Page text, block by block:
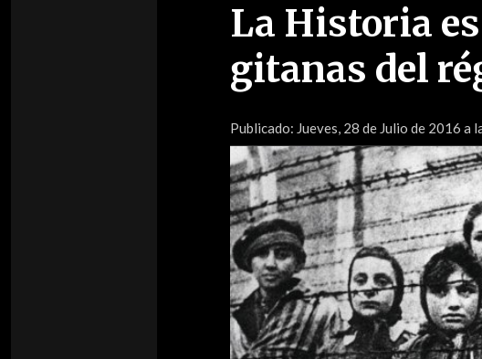
La Historia
gitanas del
Publicado: Jueves, 28 de Julio de 2016 a